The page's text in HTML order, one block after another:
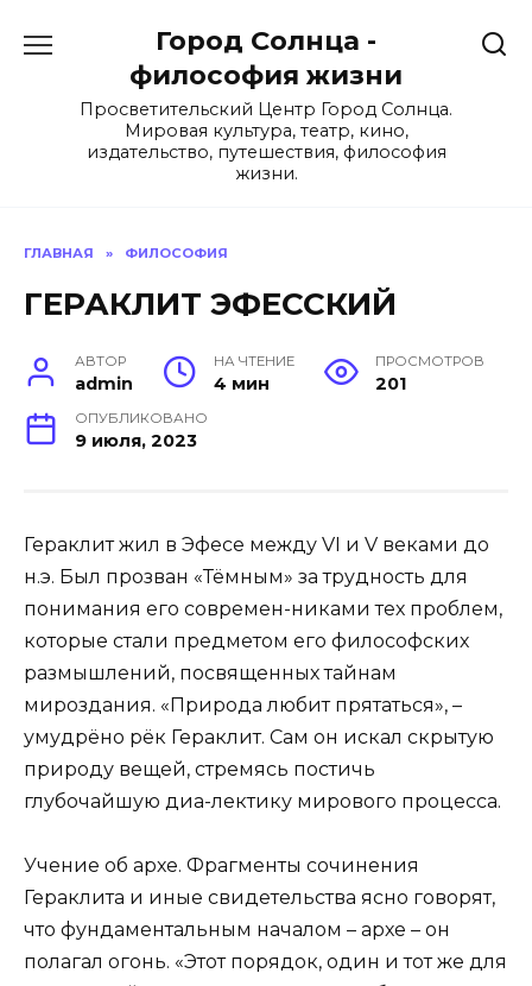
Город Солнца -
философия жизни
Просветительский Центр Город Солнца.
Мировая культура, театр, кино,
издательство, путешествия, философия
жизни.
ГЛАВНАЯ » ФИЛОСОФИЯ
ГЕРАКЛИТ ЭФЕССКИЙ
АВТОР
admin
НА ЧТЕНИЕ
4 мин
ПРОСМОТРОВ
201
ОПУБЛИКОВАНО
9 июля, 2023
Гераклит жил в Эфесе между VI и V веками до
н.э. Был прозван «Тёмным» за трудность для
понимания его современ-никами тех проблем,
которые стали предметом его философских
размышлений, посвященных тайнам
мироздания. «Природа любит прятаться», –
умудрёно рёк Гераклит. Сам он искал скрытую
природу вещей, стремясь постичь
глубочайшую диа-лектику мирового процесса.
Учение об архе. Фрагменты сочинения
Гераклита и иные свидетельства ясно говорят,
что фундаментальным началом – архе – он
полагал огонь. «Этот порядок, один и тот же для